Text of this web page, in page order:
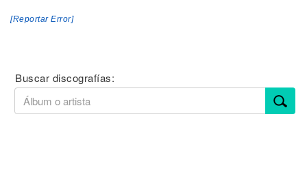
[Reportar Error]
Buscar discografías: